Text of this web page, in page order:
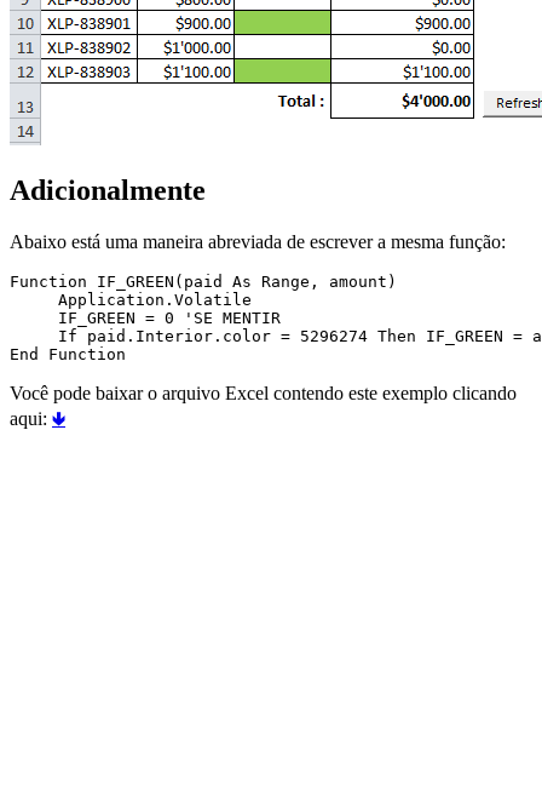
Adicionalmente
Abaixo está uma maneira abreviada de escrever a mesma função:
Function IF_GREEN(paid As Range, amount)
     Application.Volatile
     IF_GREEN = 0 'SE MENTIR
If paid.Interior.color = 5296274 Then IF_GREEN =
Você pode baixar o arquivo Excel contendo este exemplo clicando
aqui: 🢃